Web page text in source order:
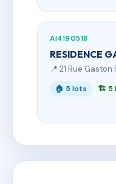
AI4190518
RESIDENCE
📍 21 Rue
🏠 5 lots 🏗 5